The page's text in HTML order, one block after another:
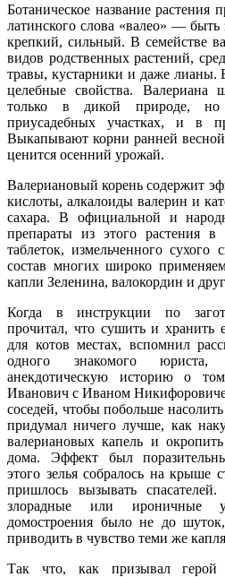
Ботаническое название растения
латинского слова «валео» —
крепкий, сильный. В семействе
видов родственных растений,
травы, кустарники и даже
целебные свойства. Валериана
только в дикой природе,
приусадебных участках, и в
Выкапывают корни ранней
ценится осенний урожай.
Валериановый корень содержит
кислоты, алкалоиды валерин и
сахара. В официальной и
препараты из этого растения в
таблеток, измельченного сухого
состав многих широко
капли Зеленина, валокордин и
Когда в инструкции по
прочитал, что сушить и хранить
для котов местах, вспомнил
одного знакомого
анекдотическую историю о
Иванович с Иваном
соседей, чтобы побольше
придумал ничего лучше, как
валериановых капель и
дома. Эффект был
этого зелья собралось на крыше
пришлось вызывать
злорадные или ироничные
домостроения было не до
приводить в чувство теми же
Так что, как призывал герой